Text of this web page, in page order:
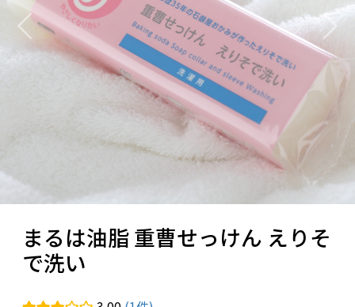
まるは油脂 重曹せっけん えりそ
で洗い